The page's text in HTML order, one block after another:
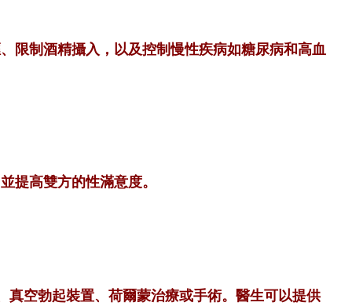
限制酒精攝入，以及控制慢性疾病如糖尿病和高血
提高雙方的性滿意度。
空勃起裝置、荷爾蒙治療或手術。醫生可以提供